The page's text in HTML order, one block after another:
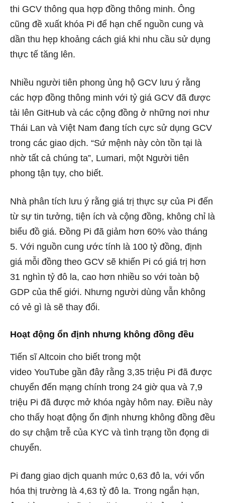
thi GCV thông qua hợp đồng thông minh. Ông
cũng đề xuất khóa Pi để hạn chế nguồn cung và
dần thu hẹp khoảng cách giá khi nhu cầu sử dụng
thực tế tăng lên.
Nhiều người tiên phong ủng hộ GCV lưu ý rằng
các hợp đồng thông minh với tỷ giá GCV đã được
tải lên GitHub và các cộng đồng ở những nơi như
Thái Lan và Việt Nam đang tích cực sử dụng GCV
trong các giao dịch. “Sứ mệnh này còn tồn tại là
nhờ tất cả chúng ta”, Lumari, một Người tiên
phong tận tụy, cho biết.
Nhà phân tích lưu ý rằng giá trị thực sự của Pi đến
từ sự tin tưởng, tiện ích và cộng đồng, không chỉ là
biểu đồ giá. Đồng Pi đã giảm hơn 60% vào tháng
5. Với nguồn cung ước tính là 100 tỷ đồng, định
giá mỗi đồng theo GCV sẽ khiến Pi có giá trị hơn
31 nghìn tỷ đô la, cao hơn nhiều so với toàn bộ
GDP của thế giới. Nhưng người dùng vẫn không
có vẻ gì là sẽ thay đổi.
Hoạt động ổn định nhưng không đồng đều
Tiến sĩ Altcoin cho biết trong một
video YouTube gần đây rằng 3,35 triệu Pi đã được
chuyển đến mạng chính trong 24 giờ qua và 7,9
triệu Pi đã được mở khóa ngày hôm nay. Điều này
cho thấy hoạt động ổn định nhưng không đồng đều
do sự chậm trễ của KYC và tình trạng tồn đọng di
chuyển.
Pi đang giao dịch quanh mức 0,63 đô la, với vốn
hóa thị trường là 4,63 tỷ đô la. Trong ngắn hạn,